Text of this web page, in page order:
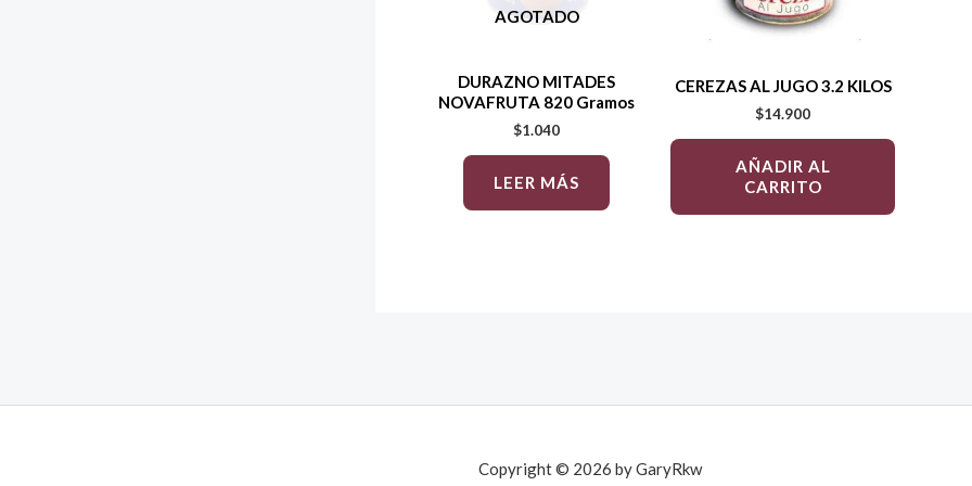
AGOTADO
DURAZNO MITADES
NOVAFRUTA 820 Gramos
$1.040
LEER MÁS
CEREZAS AL JUGO 3.2 KILOS
$14.900
AÑADIR AL
CARRITO
Copyright © 2026 by GaryRkw